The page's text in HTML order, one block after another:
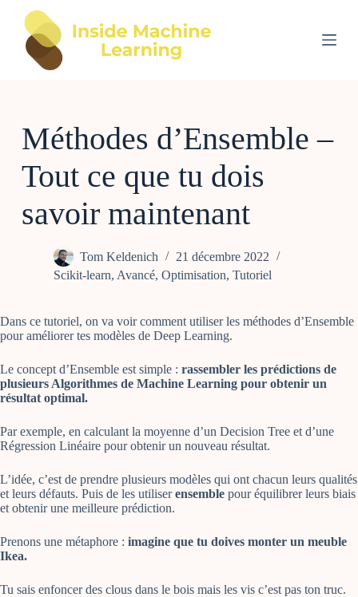
Méthodes d’Ensemble –
Tout ce que tu dois
savoir maintenant
Tom Keldenich
21 décembre 2022
Scikit-learn, Avancé, Optimisation, Tutoriel
Dans ce tutoriel, on va voir comment utiliser les méthodes d’Ensemble
pour améliorer tes modèles de Deep Learning.
Le concept d’Ensemble est simple : rassembler les prédictions de
plusieurs Algorithmes de Machine Learning pour obtenir un
résultat optimal.
Par exemple, en calculant la moyenne d’un Decision Tree et d’une
Régression Linéaire pour obtenir un nouveau résultat.
L’idée, c’est de prendre plusieurs modèles qui ont chacun leurs qualités
et leurs défauts. Puis de les utiliserensemble pour équilibrer leurs biais
et obtenir une meilleure prédiction.
Prenons une métaphore : imagine que tu doives monter un meuble
Ikea.
Tu sais enfoncer des clous dans le bois mais les vis c’est pas ton truc.